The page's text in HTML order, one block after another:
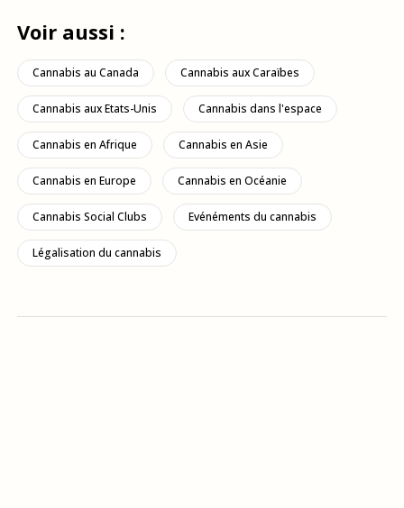
Voir aussi :
Cannabis au Canada Cannabis aux Caraïbes
Cannabis aux Etats-Unis Cannabis dans l'espace
Cannabis en Afrique Cannabis en Asie
Cannabis en Europe Cannabis en Océanie
Cannabis Social Clubs Evénéments du cannabis
Légalisation du cannabis